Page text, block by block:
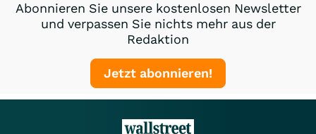
Abonnieren Sie unsere kostenlosen Newsletter
und verpassen Sie nichts mehr aus der
Redaktion
Jetzt abonnieren!